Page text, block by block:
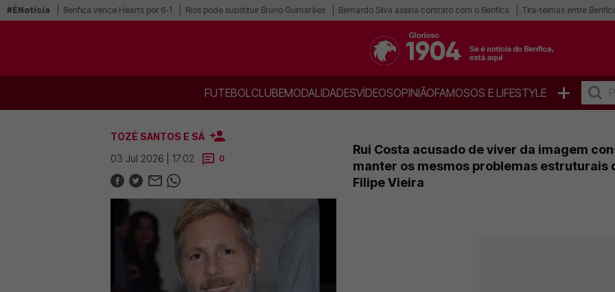
#ÉNotícia Benfica vence Hearts por 6-1 Ríos pode substituir Bruno Guimarães Bernardo Silva assina contrato com o Benfica Tira-teimas entre
FUTEBOLCLUBEMODALIDADESVÍDEOSOPINIÃOFAMOSOS E LIFESTYLE +
TOZÉ SANTOS E SÁ
03 Jul 2026 | 17:02
0
Rui Costa acusado de viver da imagem
manter os mesmos problemas estruturais
Filipe Vieira